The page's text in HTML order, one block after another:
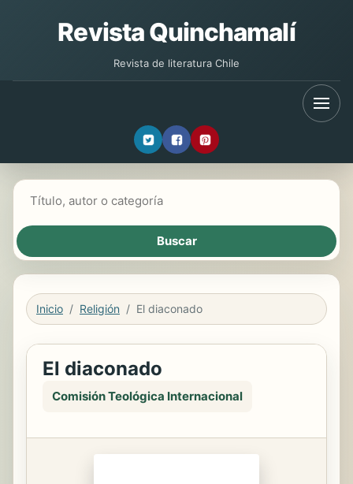
Revista Quinchamalí
Revista de literatura Chile
Inicio Religión El diaconado
El diaconado
Comisión Teológica Internacional